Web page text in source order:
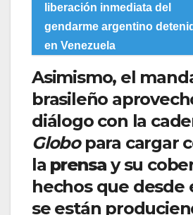
liberación inmediata del
gendarme argentino
en Venezuela
Asimismo, el
brasileño
diálogo con la
Globo para cargar
la prensa y su
hechos que desde
se están